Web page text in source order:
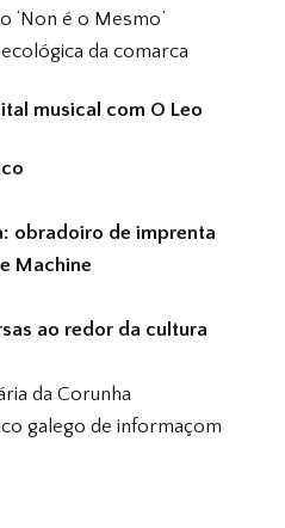
é o Mesmo’
da comarca
musical com O Leo
obradoiro de imprenta
Machine
ao redor da cultura
da Corunha
galego de informaçom